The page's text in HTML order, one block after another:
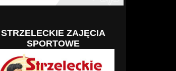
STRZELECKIE ZAJĘCIA
SPORTOWE